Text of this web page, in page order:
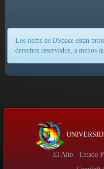
Los ítems de DSpace están
derechos reservados, a menos
El Alto - Estado